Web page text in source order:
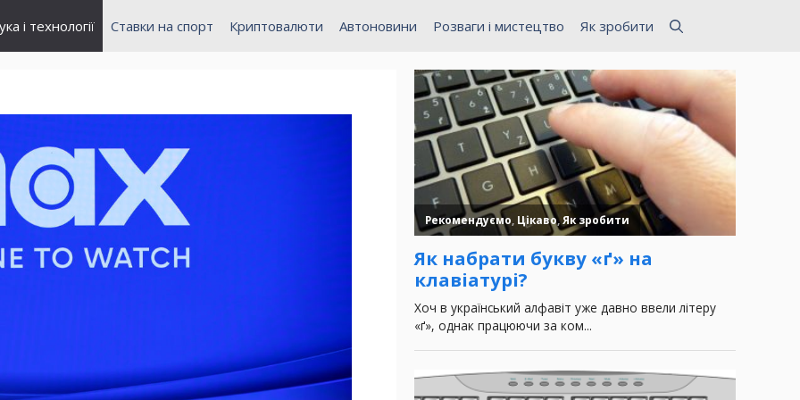
і технології Ставки на спорт Криптовалюти Автоновини Розваги і мистецтво Як зробити